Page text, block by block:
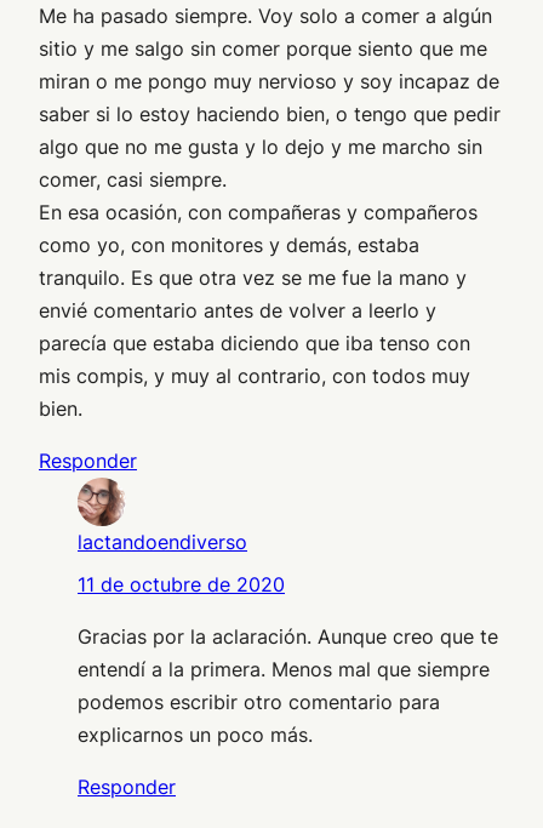
Me ha pasado siempre. Voy solo a comer a algún
sitio y me salgo sin comer porque siento que me
miran o me pongo muy nervioso y soy incapaz de
saber si lo estoy haciendo bien, o tengo que pedir
algo que no me gusta y lo dejo y me marcho sin
comer, casi siempre.
En esa ocasión, con compañeras y compañeros
como yo, con monitores y demás, estaba
tranquilo. Es que otra vez se me fue la mano y
envié comentario antes de volver a leerlo y
parecía que estaba diciendo que iba tenso con
mis compis, y muy al contrario, con todos muy
bien.
Responder
lactandoendiverso
11 de octubre de 2020
Gracias por la aclaración. Aunque creo que te
entendí a la primera. Menos mal que siempre
podemos escribir otro comentario para
explicarnos un poco más.
Responder